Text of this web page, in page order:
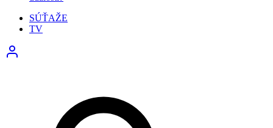
SÚŤAŽE
TV